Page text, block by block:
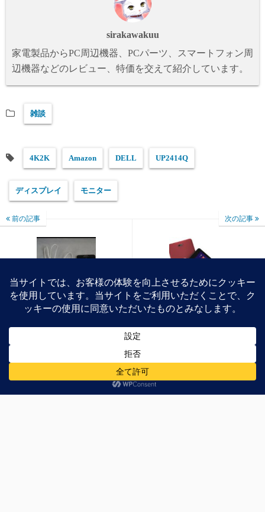
sirakawakuu
家電製品からPC周辺機器、PCパーツ、スマートフォン周
辺機器などのレビュー、特価を交えて紹介しています。
雑談
4K2K Amazon DELL UP2414Q
ディスプレイ モニター
前の記事
洋式便器型スピーカー
「THE TOILET
ュー
次の記事
Amazon.co.jp、艦これ向
けWindows 8.1搭載タブレ
2,000円引きへ